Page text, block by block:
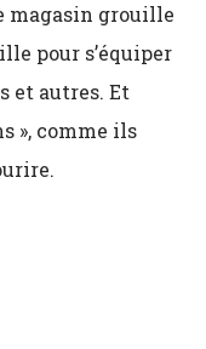
magasin grouille
pour s’équiper
et autres. Et
», comme ils